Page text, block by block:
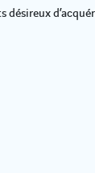
désireux